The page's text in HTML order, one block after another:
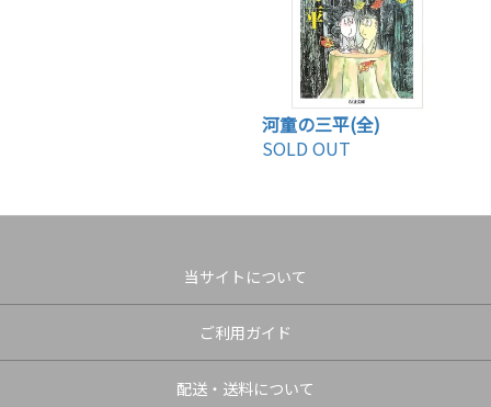
河童の三平(全)
SOLD OUT
当サイトについて
ご利用ガイド
配送・送料について